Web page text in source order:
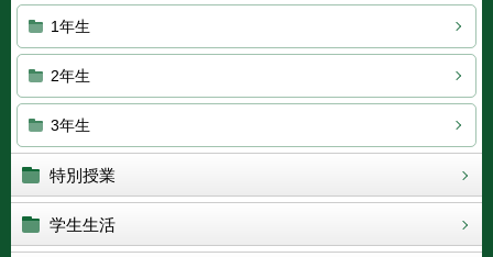
1年生
2年生
3年生
特別授業
学生生活